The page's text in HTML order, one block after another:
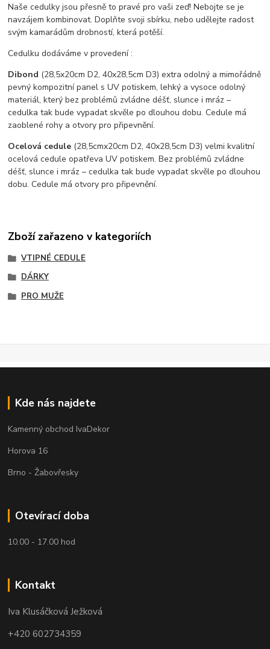
Naše cedulky jsou přesně to pravé pro vaši zeď! Nebojte se je
navzájem kombinovat. Doplňte svoji sbírku, nebo udělejte radost
svým kamarádům drobností, která potěší.
Cedulku dodáváme v provedení :
Dibond (28,5x20cm D2, 40x28,5cm D3) extra odolný a mimořádně
pevný kompozitní panel s UV potiskem, lehký a vysoce odolný
materiál, který bez problémů zvládne déšť, slunce i mráz –
cedulka tak bude vypadat skvěle po dlouhou dobu. Cedule má
zaoblené rohy a otvory pro připevnění.
Ocelová cedule (28,5cmx20cm D2, 40x28,5cm D3) velmi kvalitní
ocelová cedule opatřeva UV potiskem. Bez problémů zvládne
déšť, slunce i mráz – cedulka tak bude vypadat skvěle po dlouhou
dobu. Cedule má otvory pro připevnění.
Zboží zařazeno v kategoriích
VTIPNÉ CEDULE
DÁRKY
PRO MUŽE
Kde nás najdete
Kamenný obchod IvaDekor
Horova 16
Brno - Žabovřesky
Otevírací doba
10.00 - 17.00 hod
Kontakt
Iva Klusáčková Ježková
+420 602734359